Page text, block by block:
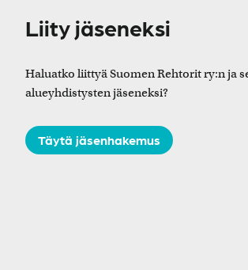
Liity jäseneksi
Haluatko liittyä Suomen Rehtorit ry:n ja
alueyhdistysten jäseneksi?
Täytä jäsenhakemus